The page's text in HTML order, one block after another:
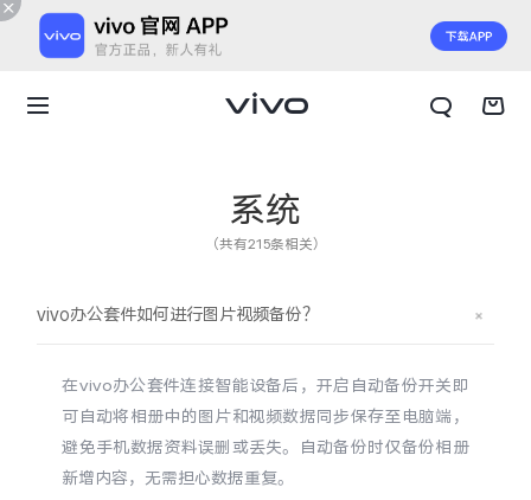
X300 E
系统
（共有215条相关）
vivo办公套件如何进行图片视频备份？
在vivo办公套件连接智能设备后，开启自动备份开关即
可自动将相册中的图片和视频数据同步保存至电脑端，
避免手机数据资料误删或丢失。自动备份时仅备份相册
新增内容，无需担心数据重复。